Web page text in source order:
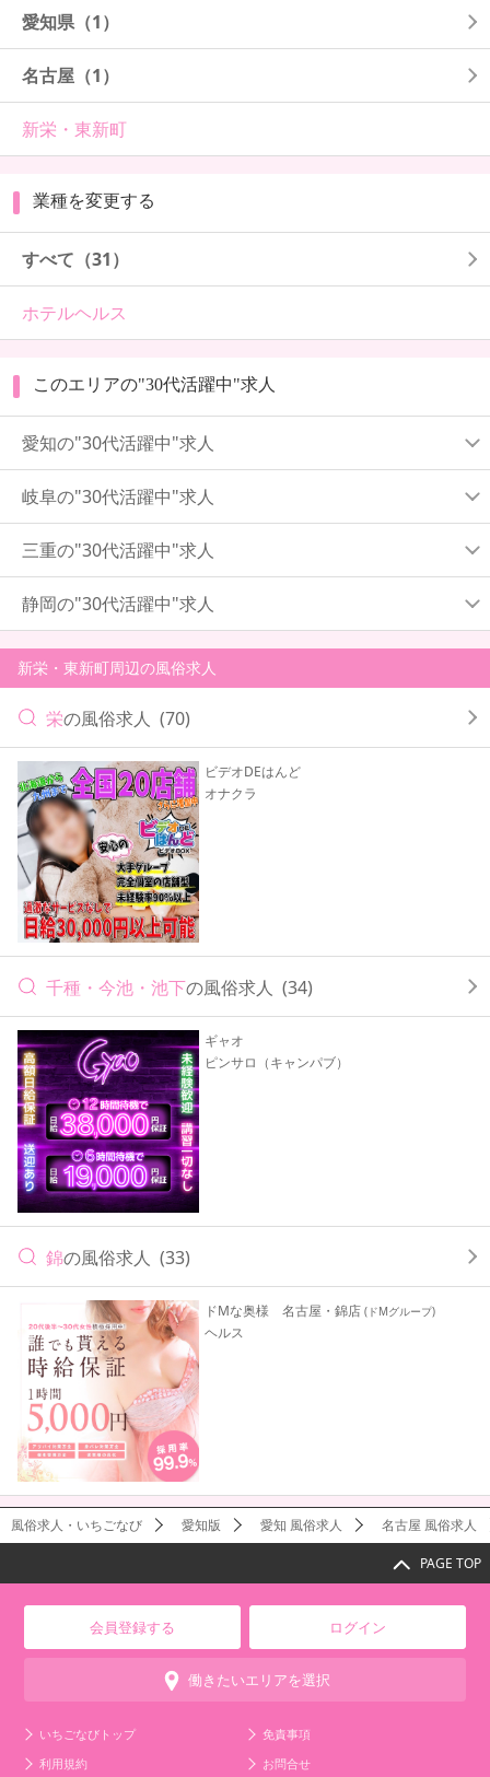
愛知県（1）
名古屋 （1）
新栄・東新町
業種を変更する
すべて（31）
ホテルヘルス
このエリアの"30代活躍中"求人
愛知の"30代活躍中"求人
岐阜の"30代活躍中"求人
三重の"30代活躍中"求人
静岡の"30代活躍中"求人
新栄・東新町周辺の風俗求人
栄の風俗求人 (70)
ビデオDEはんど
オナクラ
千種・今池・池下の風俗求人 (34)
ギャオ
ピンサロ（キャンパブ）
錦の風俗求人 (33)
ドMな奥様 名古屋・錦店 (ドMグループ)
ヘルス
風俗求人・いちごなび 愛知版 愛知 風俗求人 名古屋 風俗求人
PAGE TOP
会員登録する ログイン
働きたいエリアを選択
いちごなびトップ
免責事項
利用規約
お問合せ